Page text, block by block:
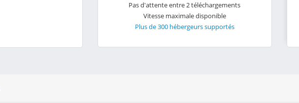
Pas d'attente entre 2 téléchargements
Vitesse maximale disponible
Plus de 300 hébergeurs supportés